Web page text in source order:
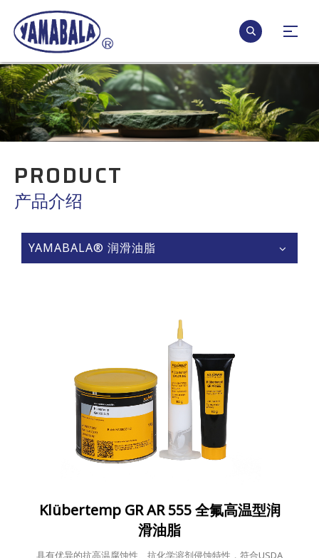
PRODUCT
产品介绍
YAMABALA® 润滑油脂
Klübertemp GR AR 555 全氟高温型润
滑油脂
具有优异的抗高温腐蚀性、抗化学溶剂侵蚀特性，符合USDA